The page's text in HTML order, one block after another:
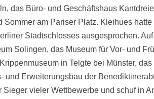
das Büro- und Ge­schäftshaus
Sommer am Pariser Platz. Kleihues
Stadtschlosses ausgespro­chen.
Solingen, das Museum für Vor- und
in Telgte bei Münster,
und Erweiterungsbau der
Sieger vieler Wettbewerbe und schuf in